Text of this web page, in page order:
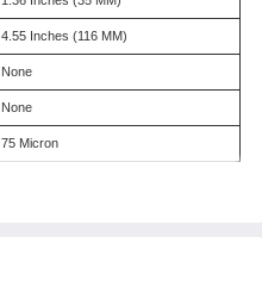
4.55 Inches (116 MM)
None
None
75 Micron